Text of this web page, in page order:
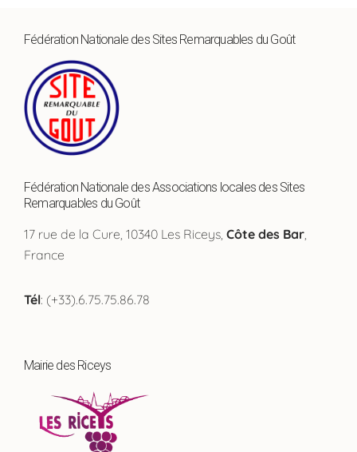
Fédération Nationale des Sites Remarquables du Goût
Fédération Nationale des Associations locales des Sites
Remarquables du Goût
17 rue de la Cure, 10340 Les Riceys, Côte des Bar,
France
Tél: (+33).6.75.75.86.78
Mairie des Riceys